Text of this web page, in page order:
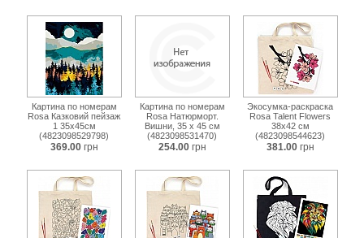
Картина по номерам
Rosa Казковий пейзаж
1 35х45см
(4823098529798)
369.00 грн
Картина по номерам
Rosa Натюрморт.
Вишни, 35 х 45 см
(4823098531470)
254.00 грн
Экосумка-раскраска
Rosa Talent Flowers
38х42 см
(4823098544623)
381.00 грн